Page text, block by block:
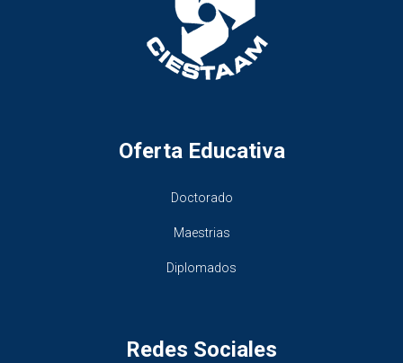
Oferta Educativa
Doctorado
Maestrias
Diplomados
Redes Sociales